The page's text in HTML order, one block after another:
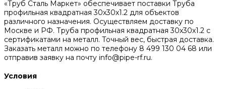
«Труб Сталь Маркет» обеспечивает поставки Труба
профильная квадратная 30х30х1.2 для объектов
различного назначения. Осуществляем доставку по
Москве и РФ. Труба профильная квадратная 30х30х1.2 с
сертификатами на металл. Точный вес, быстрая доставка.
Заказать металл можно по телефону 8 499 130 04 68 или
отправив заявку на почту info@pipe-rf.ru.
Условия